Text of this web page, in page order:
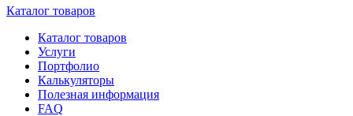
Каталог товаров
Каталог товаров
Услуги
Портфолио
Калькуляторы
Полезная информация
FAQ